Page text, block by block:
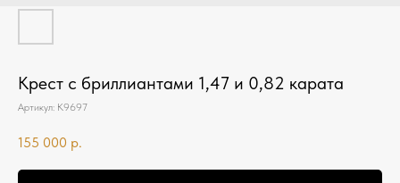
Крест с бриллиантами 1,47 и 0,82 карата
Артикул: К9697
155 000 р.